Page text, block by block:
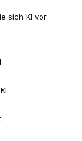
sich KI vor